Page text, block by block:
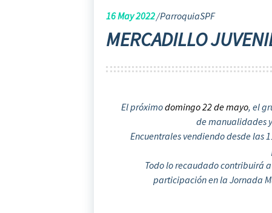
16May 2022 ParroquiaSPF
MERCADILLO
El próximodomingo 22 de mayo, el
de manualidades
Encuentrales vendiendo desde las
Todo lo recaudado contribuirá
participación en la Jornada